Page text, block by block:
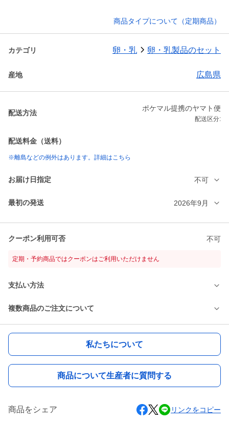
商品タイプについて（定期商品）
カテゴリ 卵・乳 卵・乳製品のセット
産地 広島県
配送方法
ポケマル提携のヤマト便
配送区分:
配送料金（送料）
※離島などの例外はあります。詳細はこちら
お届け日指定 不可
最初の発送 2026年9月
クーポン利用可否 不可
定期・予約商品ではクーポンはご利用いただけません
支払い方法
複数商品のご注文について
私たちについて
商品について生産者に質問する
商品をシェア リンクをコピー